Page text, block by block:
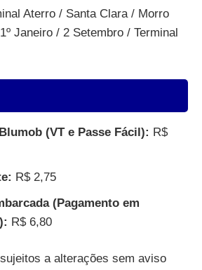
Aterro / Santa Clara / Morro
Janeiro / 2 Setembro / Terminal
(VT e Passe Fácil): R$
R$ 2,75
(Pagamento em
R$ 6,80
a alterações sem aviso